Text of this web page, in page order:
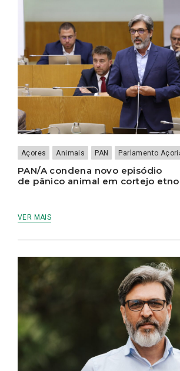
Açores Animais PAN Parlamento
PAN/A condena novo episódio
de pânico animal em cortejo
VER MAIS